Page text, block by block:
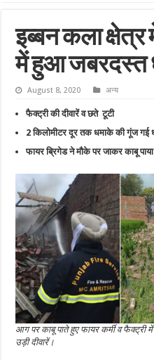
इब्बन कला
में हुआ जबरदस्त
August 8, 2020 अन्य
फैक्ट्री की दीवारें व छते टूटी
2 किलोमीटर दूर तक धमाके की गूंज
फायर ब्रिगेड ने मौके पर जाकर काबू पाया
आग पर काबू पाते हुए फायर कर्मी व फैक्ट्री
उड़ी दीवारें।